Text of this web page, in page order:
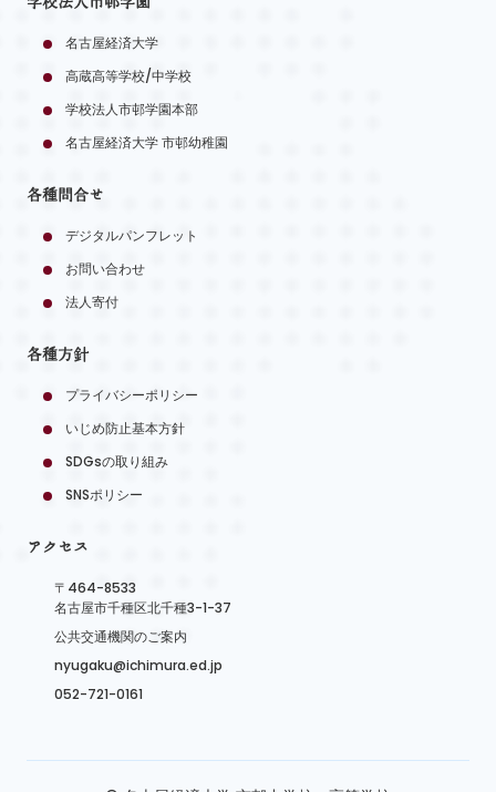
名古屋経済大学
高蔵高等学校/中学校
学校法人市邨学園本部
名古屋経済大学 市邨幼稚園
各種問合せ
デジタルパンフレット
お問い合わせ
法人寄付
各種方針
プライバシーポリシー
いじめ防止基本方針
SDGsの取り組み
SNSポリシー
アクセス
〒464-8533
名古屋市千種区北千種3-1-37
公共交通機関のご案内
nyugaku@ichimura.ed.jp
052-721-0161